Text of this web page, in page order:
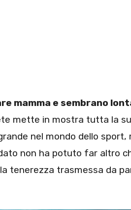
mamma e sembrano
mette in mostra tutta la
nel mondo dello sport,
non ha potuto far altro
tenerezza trasmessa da